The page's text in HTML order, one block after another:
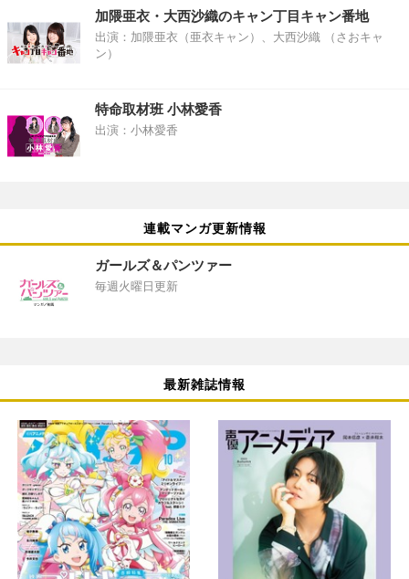
加隈亜衣・大西沙織のキャン丁目キャン番地
出演：加隈亜衣（亜衣キャン）、大西沙織 （さおキャ
ン）
特命取材班 小林愛香
出演：小林愛香
連載マンガ更新情報
ガールズ＆パンツァー
毎週火曜日更新
最新雑誌情報